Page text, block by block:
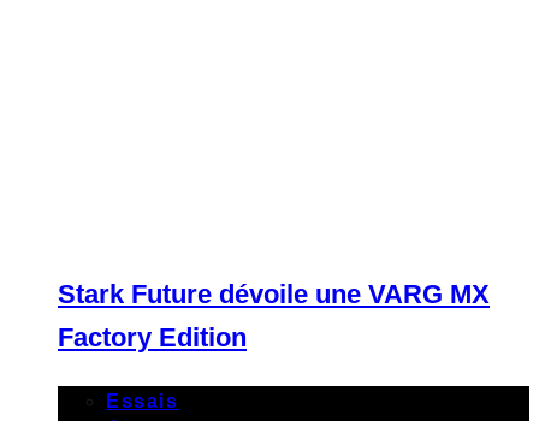
Stark Future dévoile une VARG MX
Factory Edition
Essais